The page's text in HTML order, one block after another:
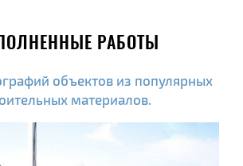
РАБОТЫ
объектов из популярных
материалов.